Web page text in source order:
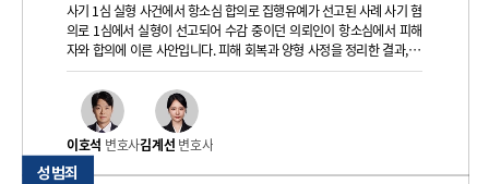
사기 1심 실형 사건에서 항소심 합의로 집행유예가 선고된 사례 사기 혐
의로 1심에서 실형이 선고되어 수감 중이던 의뢰인이 항소심에서 피해
자와 합의에 이른 사안입니다. 피해 회복과 양형 사정을 정리한 결과, 집
행유예 판결이 선고되어 석방된 사례입니다. 의뢰인 혐의 의뢰인은 지인
관계에 있던 상대방으로부터 여러 차례 금전을 차용하는 과정에
이호석 변호사김계선 변호사
성범죄